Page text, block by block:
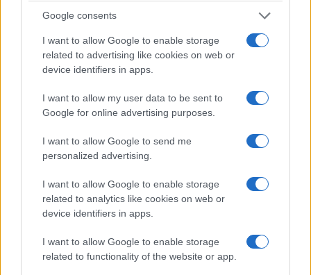
Google consents
I want to allow Google to enable storage
related to advertising like cookies on web or
device identifiers in apps.
I want to allow my user data to be sent to
Google for online advertising purposes.
I want to allow Google to send me
personalized advertising.
I want to allow Google to enable storage
related to analytics like cookies on web or
device identifiers in apps.
I want to allow Google to enable storage
related to functionality of the website or app.
Εταιρία Προστασίας
976 θέσεις στις